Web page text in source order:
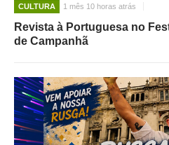
CULTURA 1 mês 10 horas atrás
Revista à Portuguesa no
de Campanhã